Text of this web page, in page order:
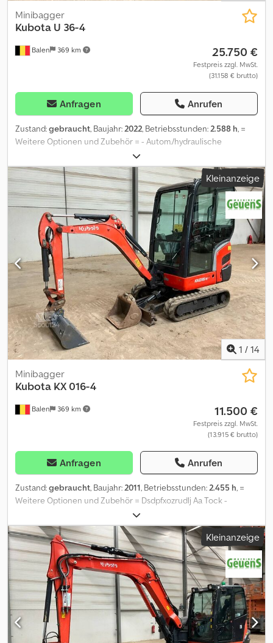
Balen 369 km
Minibagger
Kubota U 36-4
25.750 €
Festpreis zzgl. MwSt.
(31.158 € brutto)
Anfragen Anrufen
Zustand:gebraucht, Baujahr:2022, Betriebsstunden:2.588 h, =
Weitere Optionen und Zubehör = - Autom./hydraulische
Schnellkupplung - Planierschaufel - Standard Tieflöffel = Weitere
Informationen = Antrieb: Raupe Dedpfx Ajzrud Eja Tock
Leergewicht: 3.900 kg Wenden Sie sich an Geert Geuens, um
weitere Informationen zu erhalten.
Kleinanzeige
1 / 14
Balen 369 km
Minibagger
Kubota KX 016-4
11.500 €
Festpreis zzgl. MwSt.
(13.915 € brutto)
Anfragen Anrufen
Zustand:gebraucht, Baujahr:2011, Betriebsstunden:2.455 h, =
Weitere Optionen und Zubehör = Dsdpfxozrudlj Aa Tock -
Planierschaufel - Schnellwechsler - Standard Tieflöffel =
Anmerkungen = verstellaufwerk = Weitere Informationen =
Antrieb: Raupe Leergewicht: 1.615 kg Wenden Sie sich an Geert
Geuens, um weitere Informationen zu erhalten.
Kleinanzeige